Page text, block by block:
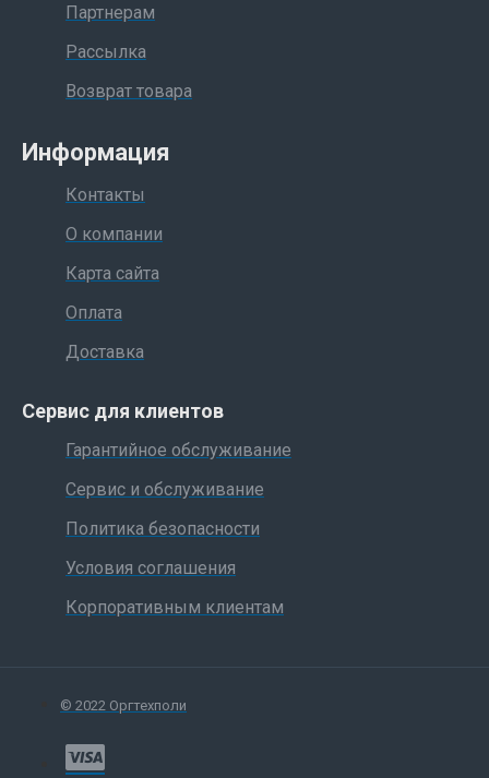
Партнерам
Рассылка
Возврат товара
Информация
Контакты
О компании
Карта сайта
Оплата
Доставка
Сервис для клиентов
Гарантийное обслуживание
Сервис и обслуживание
Политика безопасности
Условия соглашения
Корпоративным клиентам
© 2022 Оргтехполи